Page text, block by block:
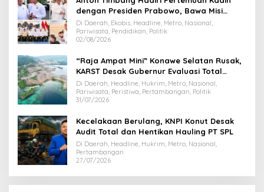
dengan Presiden Prabowo, Bawa Misi
Majukan Ekonomi Sultra
Di Daerah, Ekobis, Headline, Metro, Nasional,
Pariwisata, Pendidikan, Politik
02/08/2026
“Raja Ampat Mini” Konawe Selatan Rusak,
KARST Desak Gubernur Evaluasi Total
Dispar Sultra
Di Daerah, Headline, Hukrim, Metro, Nasional,
Pariwisata, Peristiwa, Pertambangan, Politik
31/07/2026
Kecelakaan Berulang, KNPI Konut Desak
Audit Total dan Hentikan Hauling PT SPL
Di Daerah, Headline, Hukrim, Metro, Nasional,
Pertambangan
27/07/2026